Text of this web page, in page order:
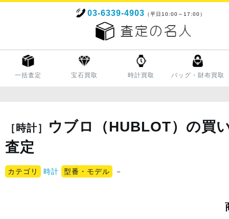
03-6339-4903 （平日10:00～17:00）
一括査定 宝石買取 時計買取 バッグ・財布買取
［時計］
ウブロ（HUBLOT）の買
査定
カテゴリ 時計 型番・モデル －